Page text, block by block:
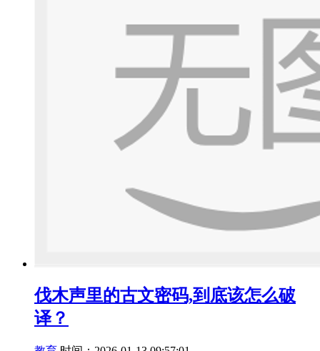
伐木声里的古文密码,到底该怎么破
译？